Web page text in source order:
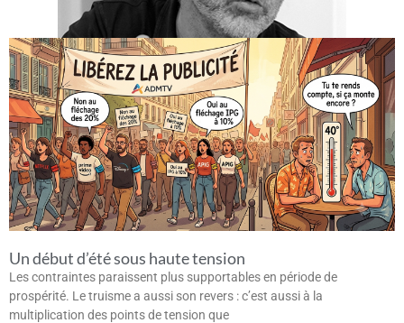
Un début d’été sous haute tension
Les contraintes paraissent plus supportables en période de
prospérité. Le truisme a aussi son revers : c’est aussi à la
multiplication des points de tension que